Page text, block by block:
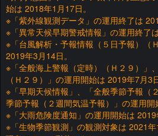
始は 2018年1月17日。
※「紫外線観測データ」の運用終了は
※「異常天候早期警戒情報」の運用終了
※「台風解析・予報情報（５日予報）（
2019年3月14日。
※「全般海上警報（定時）（Ｈ２９）」
（Ｈ２９）」の運用開始は 2019年7月3
※「早期天候情報」、「全般季節予報（
季節予報（２週間気温予報）」の運用開
※「大雨危険度通知」の運用開始は 2019
※「生物季節観測」の観測対象は 2021